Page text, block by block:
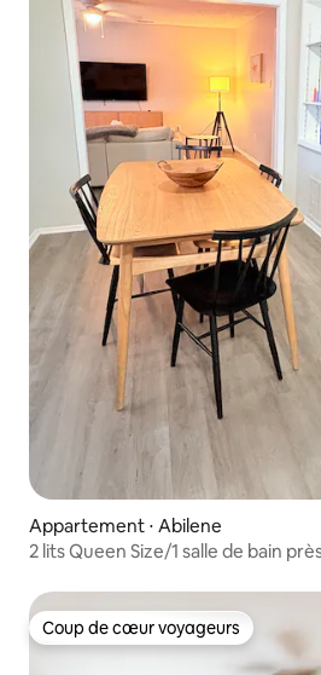
Appartement ⋅ Abilene
2 lits Queen Size/1 salle de bain
Coup de cœur voyageurs
Coup de cœur voyageurs